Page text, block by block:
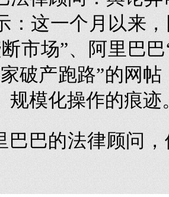
：这一个月以来
市场”、阿里巴
破产跑路”的网
规模化操作的痕迹
巴巴的法律顾问